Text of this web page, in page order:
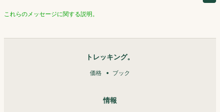
これらのメッセージに関する説明。
トレッキング。
価格 ブック
情報